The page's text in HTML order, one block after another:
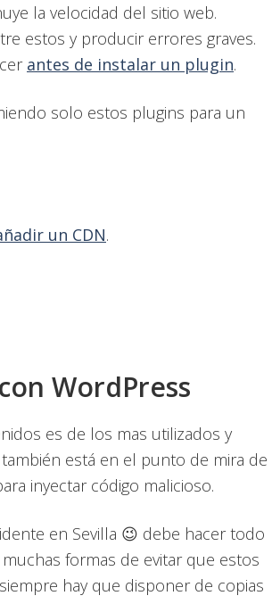
la velocidad del sitio web.
estos y producir errores graves.
antes de instalar un plugin.
solo estos plugins para un
un CDN.
WordPress
es de los mas utilizados y
está en el punto de mira de
inyectar código malicioso.
en Sevilla 😉 debe hacer todo
formas de evitar que estos
hay que disponer de copias